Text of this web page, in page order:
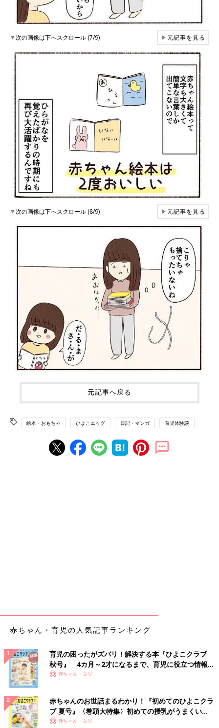
▼次の画像は下へスクロール (7/9) ▶元記事を見る
▼次の画像は下へスクロール (8/9) ▶元記事を見る
元記事へ戻る
絵本・おもちゃ ひよこエッグ 日記・マンガ 育児体験談
赤ちゃん・育児の人気記事ランキング
育児の困ったがズバリ！解決する本『ひよこクラブ
秋号』 4カ月～2才になるまで、育児に役立つ情報が
いっぱい！
赤ちゃん・育児
赤ちゃんのお世話まるわかり！『初めてのひよこクラ
ブ 夏号』〈巻頭大特集〉初めての授乳がうまくい
く！ おっぱい・ミルクの基本と夏のトラブル 解決テ
赤ちゃん・育児